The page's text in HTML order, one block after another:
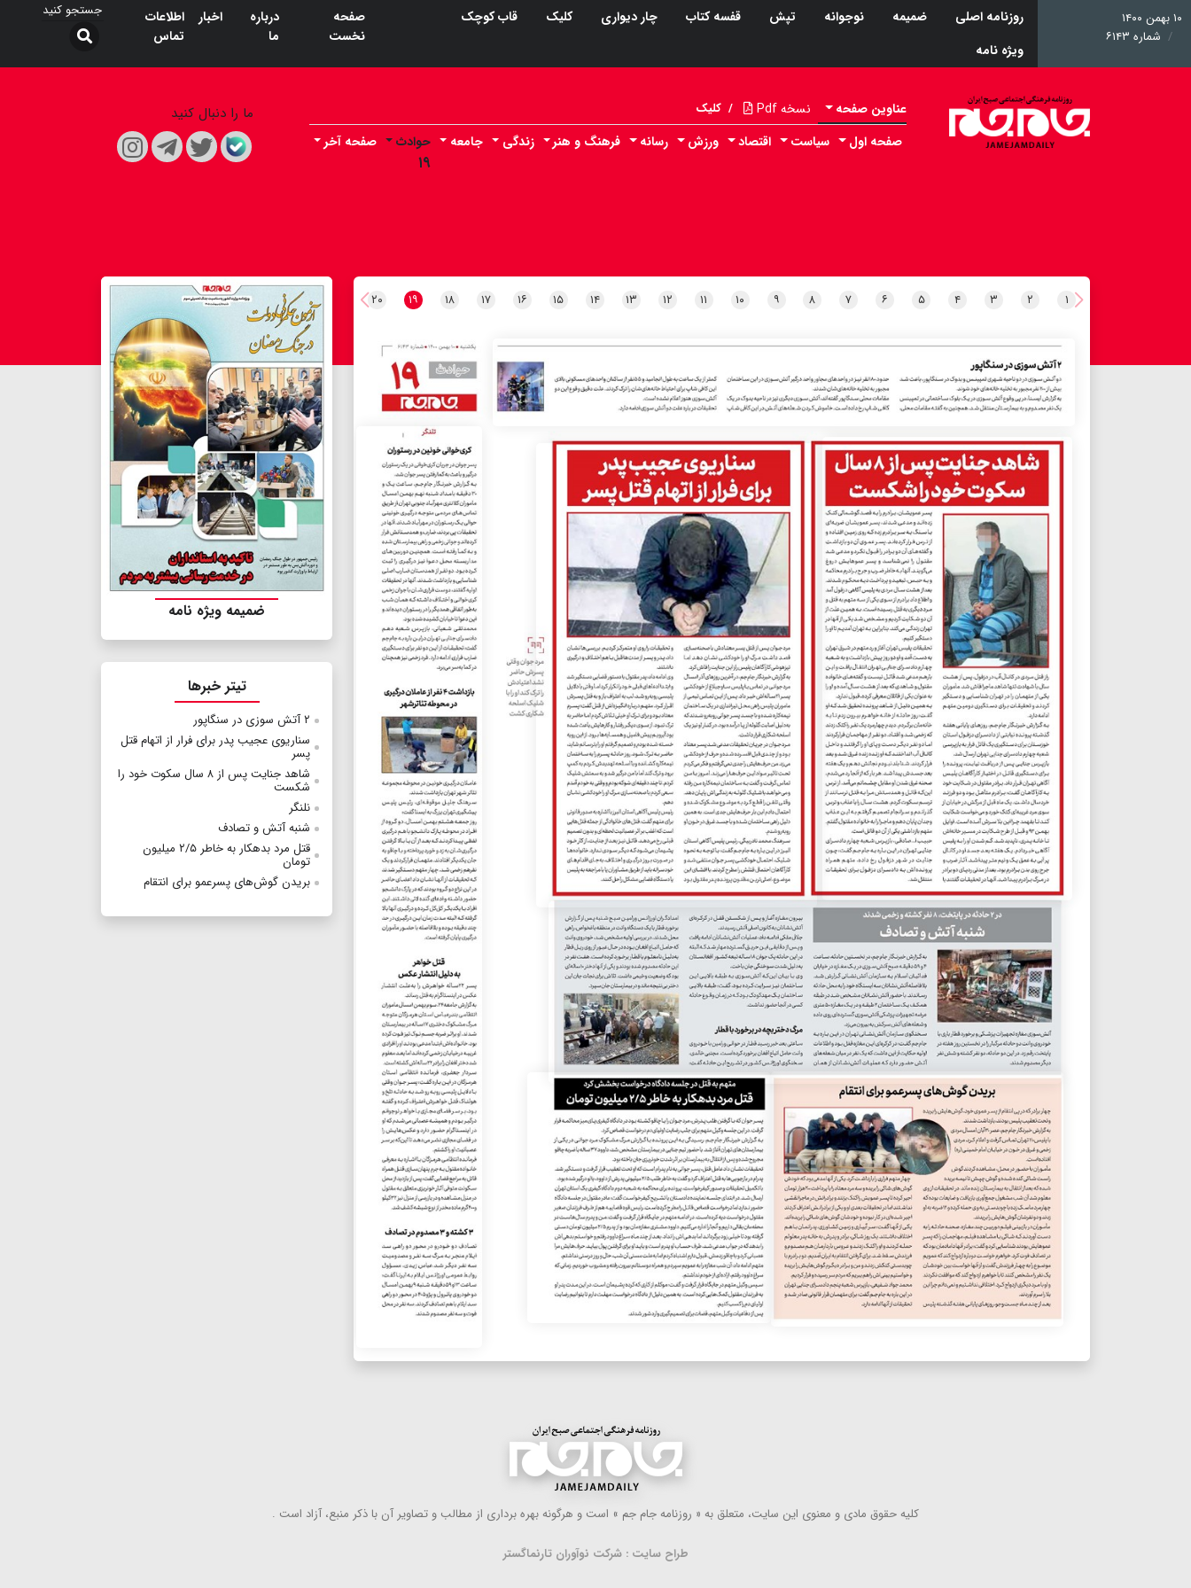
۱۰ بهمن ۱۴۰۰
شماره ۶۱۴۳
روزنامه اصلی ضمیمه نوجوانه تپش قفسه کتاب چار دیواری کلیک
قاب کوچک
ویژه نامه
صفحه
نخست
درباره
ما
اخبار
اطلاعات
تماس
عناوین صفحه نسخه Pdf / کلیک
صفحه اول سیاست اقتصاد ورزش رسانه فرهنگ و هنر زندگی جامعه حوادث
۱۹
صفحه آخر
ما را دنبال کنید
۱ ۲ ۳ ۴ ۵ ۶ ۷ ۸ ۹ ۱۰ ۱۱ ۱۲ ۱۳ ۱۴ ۱۵ ۱۶ ۱۷ ۱۸ ۱۹ ۲۰
ضمیمه ویژه نامه
تیتر خبرها
۲ آتش سوزی در سنگاپور
سناریوی عجیب پدر برای فرار از اتهام قتل
پسر
شاهد جنایت پس از ۸ سال سکوت خود را
شکست
نلنگر
شنبه آتش و تصادف
قتل مرد بدهکار به خاطر ۲/۵ میلیون
تومان
بریدن گوش‌های پسرعمو برای انتقام
كلیه حقوق مادی و معنوی این سایت، متعلق به « روزنامه جام جم » است و هرگونه بهره ‌برداری از مطالب و تصاویر آن با ذكر منبع، آزاد است .
طراح سایت : شرکت نوآوران تارنماگستر